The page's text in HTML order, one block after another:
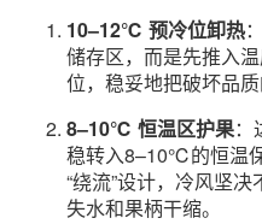
10–12℃ 预冷位卸热
储存区，而是先推入
位，稳妥地把破坏品质
8–10℃ 恒温区护果：
稳转入8–10℃的恒温
“绕流”设计，冷风坚
失水和果柄干缩。